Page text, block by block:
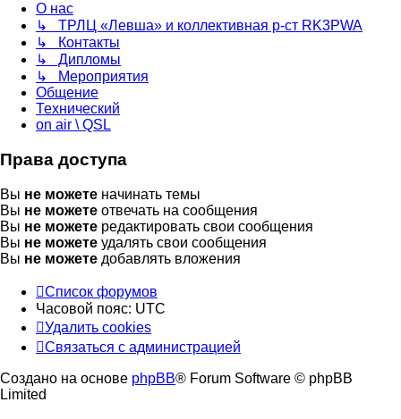
О нас
↳ ТРЛЦ «Левша» и коллективная р-ст RK3PWA
↳ Контакты
↳ Дипломы
↳ Мероприятия
Общение
Технический
on air \ QSL
Права доступа
Вы не можете начинать темы
Вы не можете отвечать на сообщения
Вы не можете редактировать свои сообщения
Вы не можете удалять свои сообщения
Вы не можете добавлять вложения
Список форумов
Часовой пояс: UTC
Удалить cookies
Связаться с администрацией
Создано на основе phpBB® Forum Software © phpBB
Limited